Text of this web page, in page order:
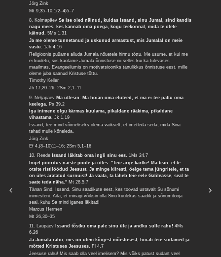
Jörg Zink
Mt 9,35–10,1(2–4)5–7
8. KolmapäevSa ise oled näinud, kuidas Issand, sinu Jumal, sind kandis
nagu mees, kes kannab oma poega, kogu teekonnal, mida te olete
käinud.5Ms 1,31
Ja me oleme tunnetanud ja uskunud armastust, mis Jumalal on meie
vastu. 1Jh 4,16
Religioonis püüame alluda Jumala nõuetele hirmu tõttu. Me usume, et kui me
ei kuuletu, siis kaotame Jumala õnnistuse nii selles kui ka tulevases
maailmas. Evangeeliumis on motivatsiooniks tänulikkus õnnistuse eest, mille
oleme juba saanud Kristuse tõttu.
Timothy Keller
Jh 17,20–26; 2Sm 2,1–11
9. Neljapäev Ma ütlesin: Ma hoian oma eluteed, et ma ei tee pattu oma
keelega. Ps 39,2
Iga inimene olgu kärmas kuulama, pikaldane rääkima, pikaldane
vihastama.Jk 1,19
Issand, tee mind võimeliseks olema vaikselt, et imetleda seda, mida Sina
tahad mulle kõneleda.
Jörg Zink
Ef 4,(8–10)11–16; 2Sm 5,1–16
10. Reede Issand läkitab oma ingli sinu ees. 1Ms 24,7
Ingel pöördus naiste poole ja ütles: "Teie ärge kartke! Ma tean, et te
otsite ristilöödud Jeesust. Ja minge kiiresti, öelge tema jüngritele, et ta
on üles äratatud surnuist! Ja vaata, ta läheb teie eele Galileasse, seal te
saate teda näha." Mt 28,5.7
Tänan Sind, Issand, Sinu saadikute eest, kes toovad ustavalt Su sõnumi
inimesteni. Aita, et minagi võiksin olla Sinu kuulekas saadik ja sõnumitooja
seal, kuhu Sa mind iganes läkitad!
Marcus Hermen
Mt 26,30–35
11. Laupäev Issand tõstku oma pale sinu üle ja andku sulle rahu!4Ms
6,26
Ja Jumala rahu, mis on ülem kõigest mõistusest, hoiab teie südamed ja
mõtted Kristuses Jeesuses. Fl 4,7
Jeesuse rahu! Mis saab olla veel imelisem? Mis võiks patust südant veel